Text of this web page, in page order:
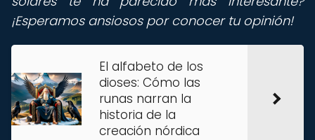
¡Esperamos ansiosos por conocer tu opinión!
El alfabeto de los
dioses: Cómo las
runas narran la
historia de la
creación nórdica